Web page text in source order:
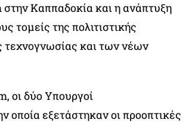
Καππαδοκία και η ανάπτυξη
τομείς της πολιτιστικής
τεχνογνωσίας και των νέων
οι δύο Υπουργοί
οποία εξετάστηκαν οι προοπτικές